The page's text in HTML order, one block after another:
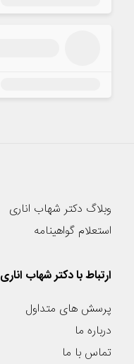
وبلاگ دکتر شهاب اناری
استعلام گواهینامه
ارتباط با دکتر شهاب اناری
پرسش های متداول
درباره ما
تماس با ما